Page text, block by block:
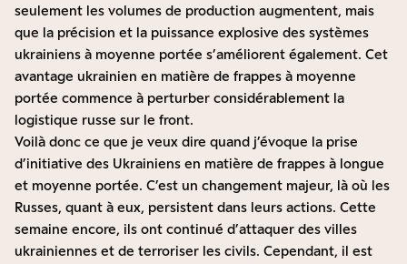
seulement les volumes de production augmentent, mais
que la précision et la puissance explosive des systèmes
ukrainiens à moyenne portée s’améliorent également. Cet
avantage ukrainien en matière de frappes à moyenne
portée commence à perturber considérablement la
logistique russe sur le front.
Voilà donc ce que je veux dire quand j’évoque la prise
d’initiative des Ukrainiens en matière de frappes à longue
et moyenne portée. C’est un changement majeur, là où les
Russes, quant à eux, persistent dans leurs actions. Cette
semaine encore, ils ont continué d’attaquer des villes
ukrainiennes et de terroriser les civils. Cependant, il est